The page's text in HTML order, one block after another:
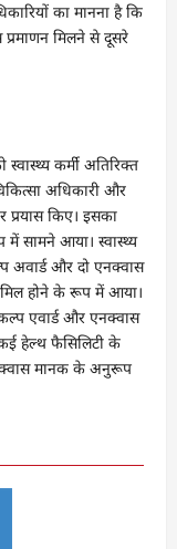
का मानना है कि
मिलने से दूसरे
कर्मी अतिरिक्त
अधिकारी और
प्रयास किए। इसका
सामने आया। स्वास्थ्य
अवार्ड और दो एनक्वास
होने के रूप में आया।
एवार्ड और एनक्वास
कई हेल्थ फैसिलिटी के
मानक के अनुरूप